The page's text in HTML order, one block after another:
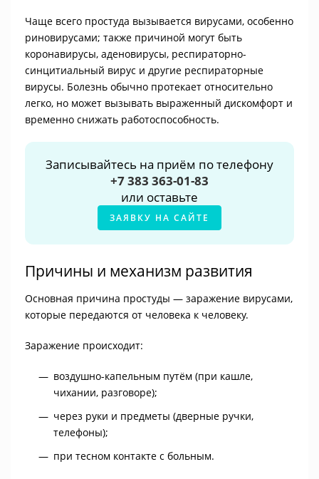
Чаще всего простуда вызывается вирусами, особенно
риновирусами; также причиной могут быть
коронавирусы, аденовирусы, респираторно-
синцитиальный вирус и другие респираторные
вирусы. Болезнь обычно протекает относительно
легко, но может вызывать выраженный дискомфорт и
временно снижать работоспособность.
Записывайтесь на приём по телефону
+7 383 363-01-83
или оставьте
ЗАЯВКУ НА САЙТЕ
Причины и механизм развития
Основная причина простуды — заражение вирусами,
которые передаются от человека к человеку.
Заражение происходит:
воздушно-капельным путём (при кашле,
чихании, разговоре);
через руки и предметы (дверные ручки,
телефоны);
при тесном контакте с больным.